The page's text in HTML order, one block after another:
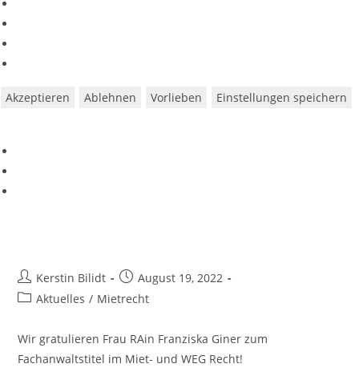
Akzeptieren Ablehnen Vorlieben
Einstellungen speichern
Beitrags-
Autor:
Kerstin Bilidt
Beitrag
veröffentlicht:
August 19, 2022
Beitrags-
Aktuelles / Mietrecht
Wir gratulieren Frau RAin Franziska Giner zum
Fachanwaltstitel im Miet- und WEG Recht!